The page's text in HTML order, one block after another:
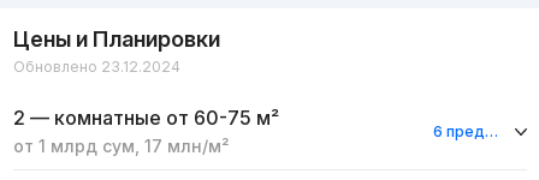
Цены и Планировки
Обновлено 23.12.2024
2 — комнатные от 60-75 м²
от 1 млрд сум 17 млн/м²
6 предложений